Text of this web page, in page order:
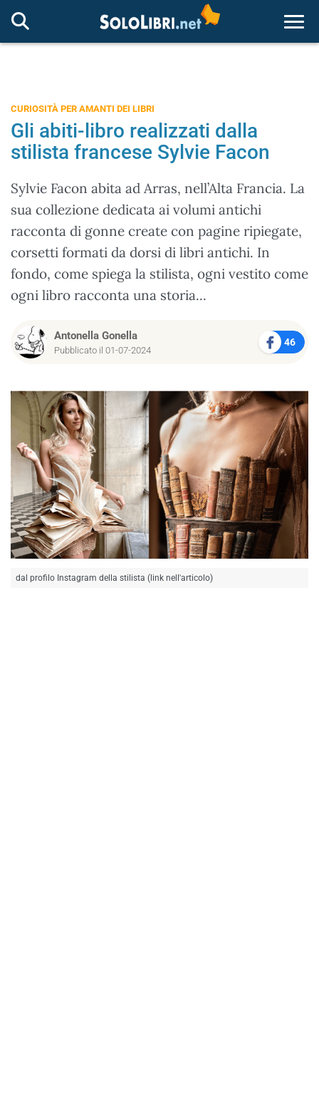
CURIOSITÀ PER AMANTI DEI LIBRI
Gli abiti-libro realizzati dalla
stilista francese Sylvie Facon
Sylvie Facon abita ad Arras, nell’Alta Francia. La
sua collezione dedicata ai volumi antichi
racconta di gonne create con pagine ripiegate,
corsetti formati da dorsi di libri antichi. In
fondo, come spiega la stilista, ogni vestito come
ogni libro racconta una storia...
Antonella Gonella
Pubblicato il 01-07-2024
46
dal profilo Instagram della stilista (link nell'articolo)